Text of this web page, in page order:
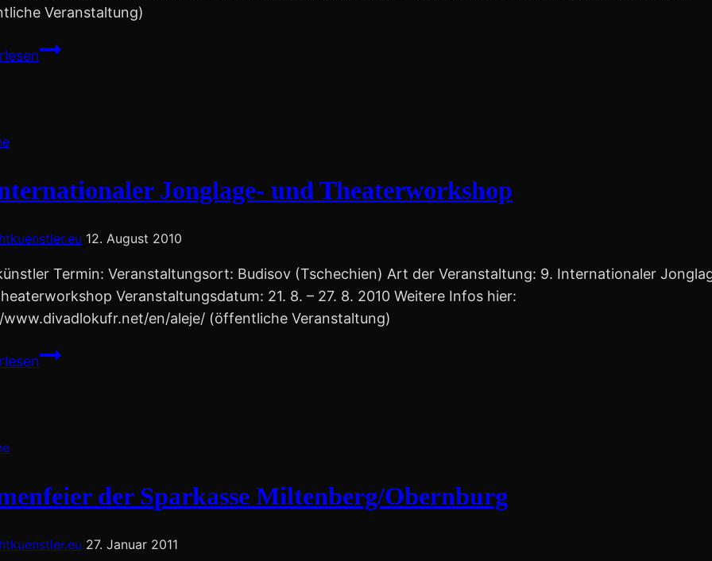
Veranstaltung)
Musikfest
Jonglage- und Theaterworkshop
12. August 2010
Termin: Veranstaltungsort: Budisov (Tschechien) Art der Veranstaltung: 9. Internationaler
Veranstaltungsdatum: 21. 8. – 27. 8. 2010 Weitere Infos hier:
en/aleje/ (öffentliche Veranstaltung)
9.
der Sparkasse Miltenberg/Obernburg
27. Januar 2011